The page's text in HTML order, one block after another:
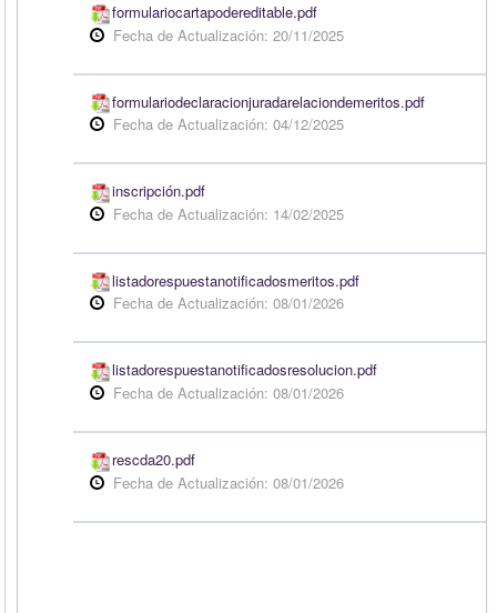
formulariocartapodereditable.pdf
Fecha de Actualización: 20/11/2025
formulariodeclaracionjuradarelaciondemeritos.pdf
Fecha de Actualización: 04/12/2025
inscripción.pdf
Fecha de Actualización: 14/02/2025
listadorespuestanotificadosmeritos.pdf
Fecha de Actualización: 08/01/2026
listadorespuestanotificadosresolucion.pdf
Fecha de Actualización: 08/01/2026
rescda20.pdf
Fecha de Actualización: 08/01/2026